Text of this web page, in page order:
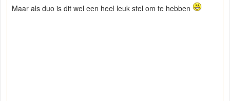
Maar als duo is dit wel een heel leuk stel om te hebben